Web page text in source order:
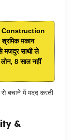
Construction
मकान
मजदुर साथी ले
8 साल नहीं
से बचाने में मदद करती
&